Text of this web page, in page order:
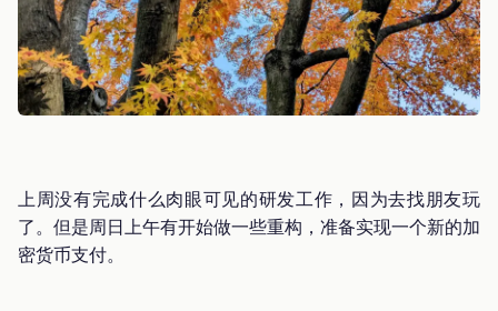
上周没有完成什么肉眼可见的研发工作，因为去找朋友玩
了。但是周日上午有开始做一些重构，准备实现一个新的加
密货币支付。